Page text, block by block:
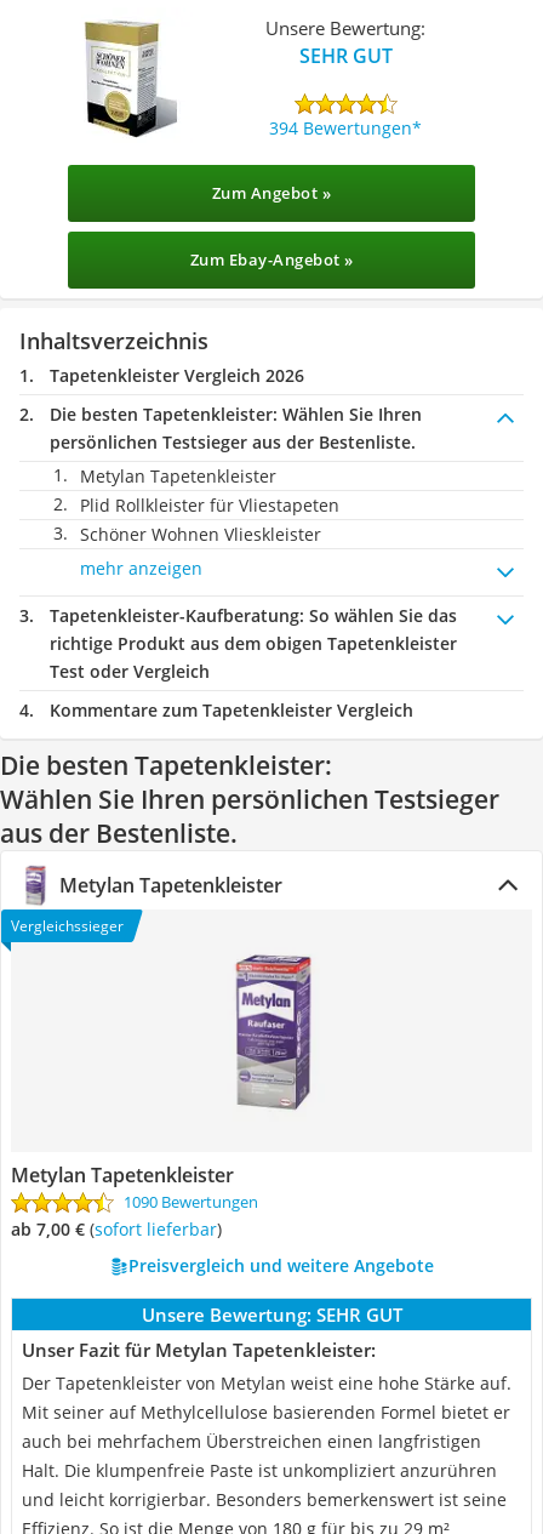
Unsere Bewertung:
SEHR GUT
394 Bewertungen
Zum Angebot »
Zum Ebay-Angebot »
Inhaltsverzeichnis
Tapetenkleister Vergleich 2026
Die besten Tapetenkleister: Wählen Sie Ihren
persönlichen Testsieger aus der Bestenliste.
Metylan Tapetenkleister
Plid Rollkleister für Vliestapeten
Schöner Wohnen Vlieskleister
mehr anzeigen
Tapetenkleister-Kaufberatung: So wählen Sie das
richtige Produkt aus dem obigen Tapetenkleister
Test oder Vergleich
Kommentare zum Tapetenkleister Vergleich
Die besten Tapetenkleister:
Wählen Sie Ihren persönlichen Testsieger
aus der Bestenliste.
Metylan Tapetenkleister
Vergleichssieger
Metylan Tapetenkleister
1090 Bewertungen
ab 7,00 € ( Sofort lieferbar)
Preisvergleich und weitere Angebote
Unsere Bewertung: SEHR GUT
Unser Fazit für Metylan Tapetenkleister:
Der Tapetenkleister von Metylan weist eine hohe Stärke auf.
Mit seiner auf Methylcellulose basierenden Formel bietet er
auch bei mehrfachem Überstreichen einen langfristigen
Halt. Die klumpenfreie Paste ist unkompliziert anzurühren
und leicht korrigierbar. Besonders bemerkenswert ist seine
Effizienz. So ist die Menge von 180 g für bis zu 29 m²